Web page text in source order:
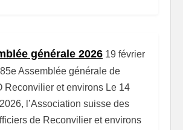
générale 2026 19 février
85e Assemblée générale de
Reconvilier et environs Le 14
l’Association suisse des
de Reconvilier et environs